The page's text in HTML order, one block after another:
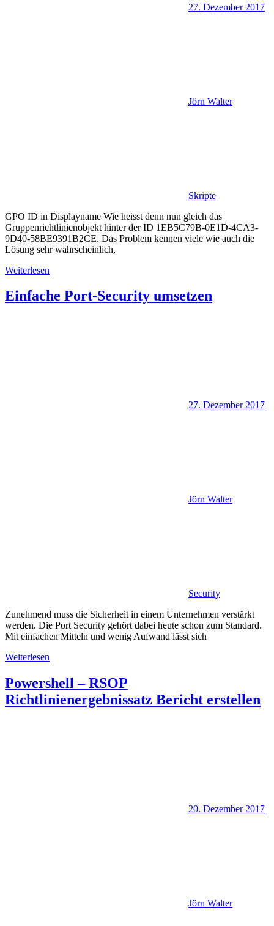
27. Dezember 2017
Jörn Walter
Skripte
GPO ID in Displayname Wie heisst denn nun gleich das
Gruppenrichtlinienobjekt hinter der ID 1EB5C79B-0E1D-4CA3-
9D40-58BE9391B2CE. Das Problem kennen viele wie auch die
Lösung sehr wahrscheinlich,
Weiterlesen
Einfache Port-Security umsetzen
27. Dezember 2017
Jörn Walter
Security
Zunehmend muss die Sicherheit in einem Unternehmen verstärkt
werden. Die Port Security gehört dabei heute schon zum Standard.
Mit einfachen Mitteln und wenig Aufwand lässt sich
Weiterlesen
Powershell – RSOP
Richtlinienergebnissatz Bericht erstellen
20. Dezember 2017
Jörn Walter